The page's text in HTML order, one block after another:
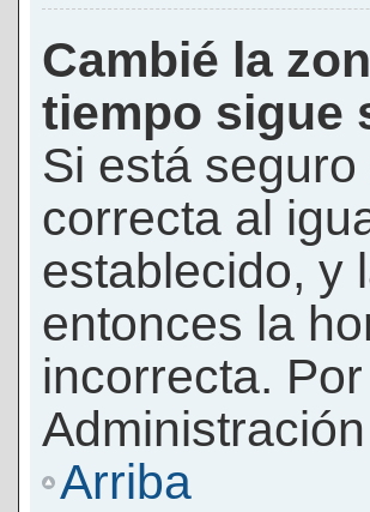
Cambié la
tiempo sigue
Si está
correcta al
establecido, y
entonces la
incorrecta.
Arriba